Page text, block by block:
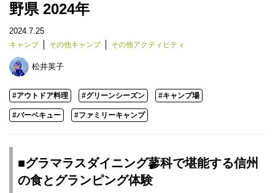
野県 2024年
2024.7.25
キャンプ その他キャンプ その他アクティビティ
松井英子
#アウトドア料理 #グリーンシーズン #キャンプ場
#バーベキュー #ファミリーキャンプ
■グラマラスダイニング蓼科で堪能する信州
の食とグランピング体験